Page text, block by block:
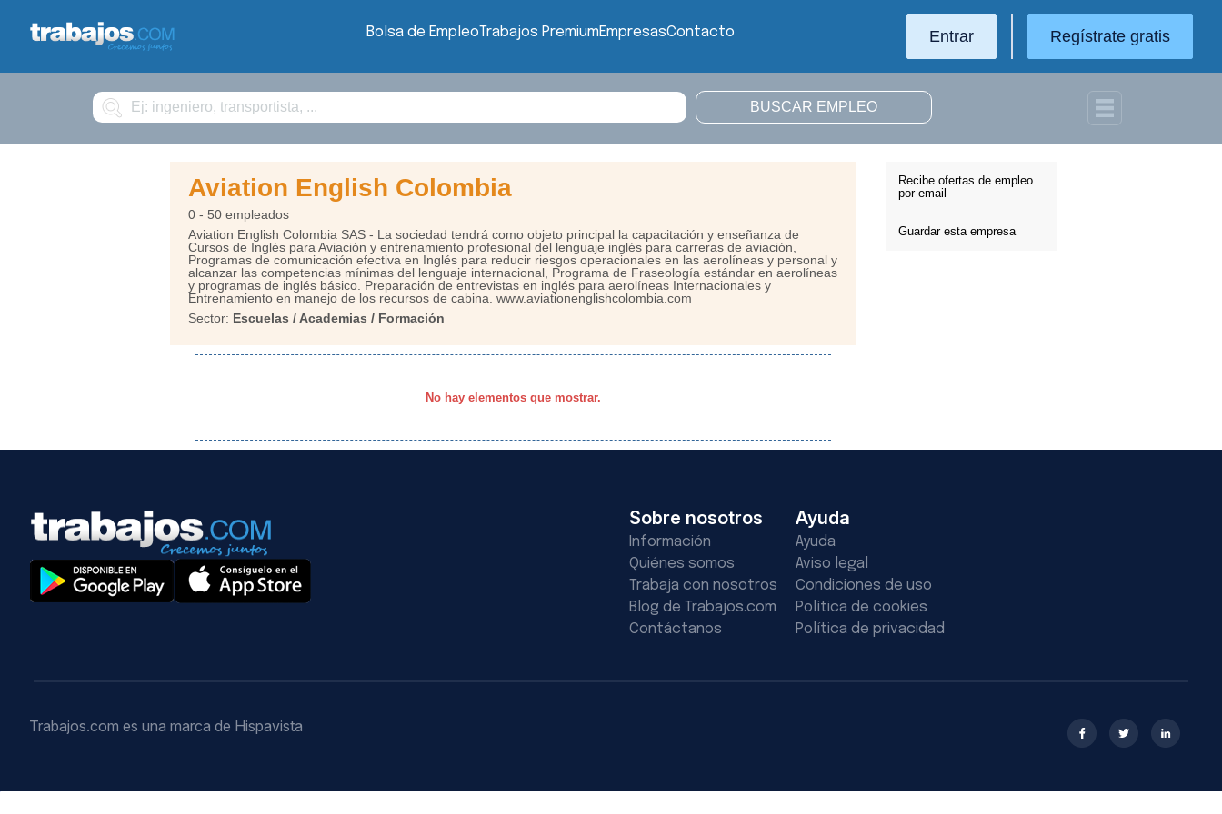
Bolsa de EmpleoTrabajos PremiumEmpresasContacto Entrar Regístrate gratis
Buscar
Recibe ofertas de empleo
por email
Guardar esta empresa
Aviation English Colombia
0 - 50 empleados
Aviation English Colombia SAS - La sociedad tendrá como objeto principal la capacitación y enseñanza de
Cursos de Inglés para Aviación y entrenamiento profesional del lenguaje inglés para carreras de aviación,
Programas de comunicación efectiva en Inglés para reducir riesgos operacionales en las aerolíneas y personal y
alcanzar las competencias mínimas del lenguaje internacional, Programa de Fraseología estándar en aerolíneas
y programas de inglés básico. Preparación de entrevistas en inglés para aerolíneas Internacionales y
Entrenamiento en manejo de los recursos de cabina. www.aviationenglishcolombia.com
Sector: Escuelas / Academias / Formación
No hay elementos que mostrar.
Sobre nosotros
Información
Quiénes somos
Trabaja con nosotros
Blog de Trabajos.com
Contáctanos
Ayuda
Ayuda
Aviso legal
Condiciones de uso
Política de cookies
Política de privacidad
Trabajos.com es una marca de Hispavista